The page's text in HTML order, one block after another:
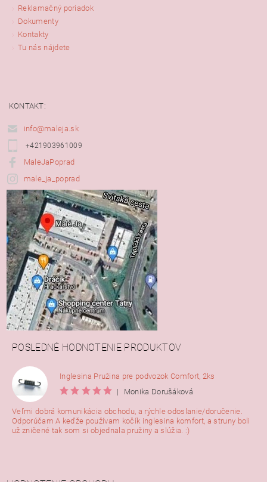
Reklamačný poriadok
Dokumenty
Kontakty
Tu nás nájdete
KONTAKT:
info@maleja.sk
+421903961009
MaleJaPoprad
male_ja_poprad
POSLEDNÉ HODNOTENIE PRODUKTOV
Inglesina Pružina pre podvozok Comfort, 2ks
|
Monika Dorušáková
Veľmi dobrá komunikácia obchodu, a rýchle odoslanie/doručenie.
Odporúčam A keďže používam kočík inglesina komfort, a struny boli
už zničené tak som si objednala pružiny a slúžia. :)